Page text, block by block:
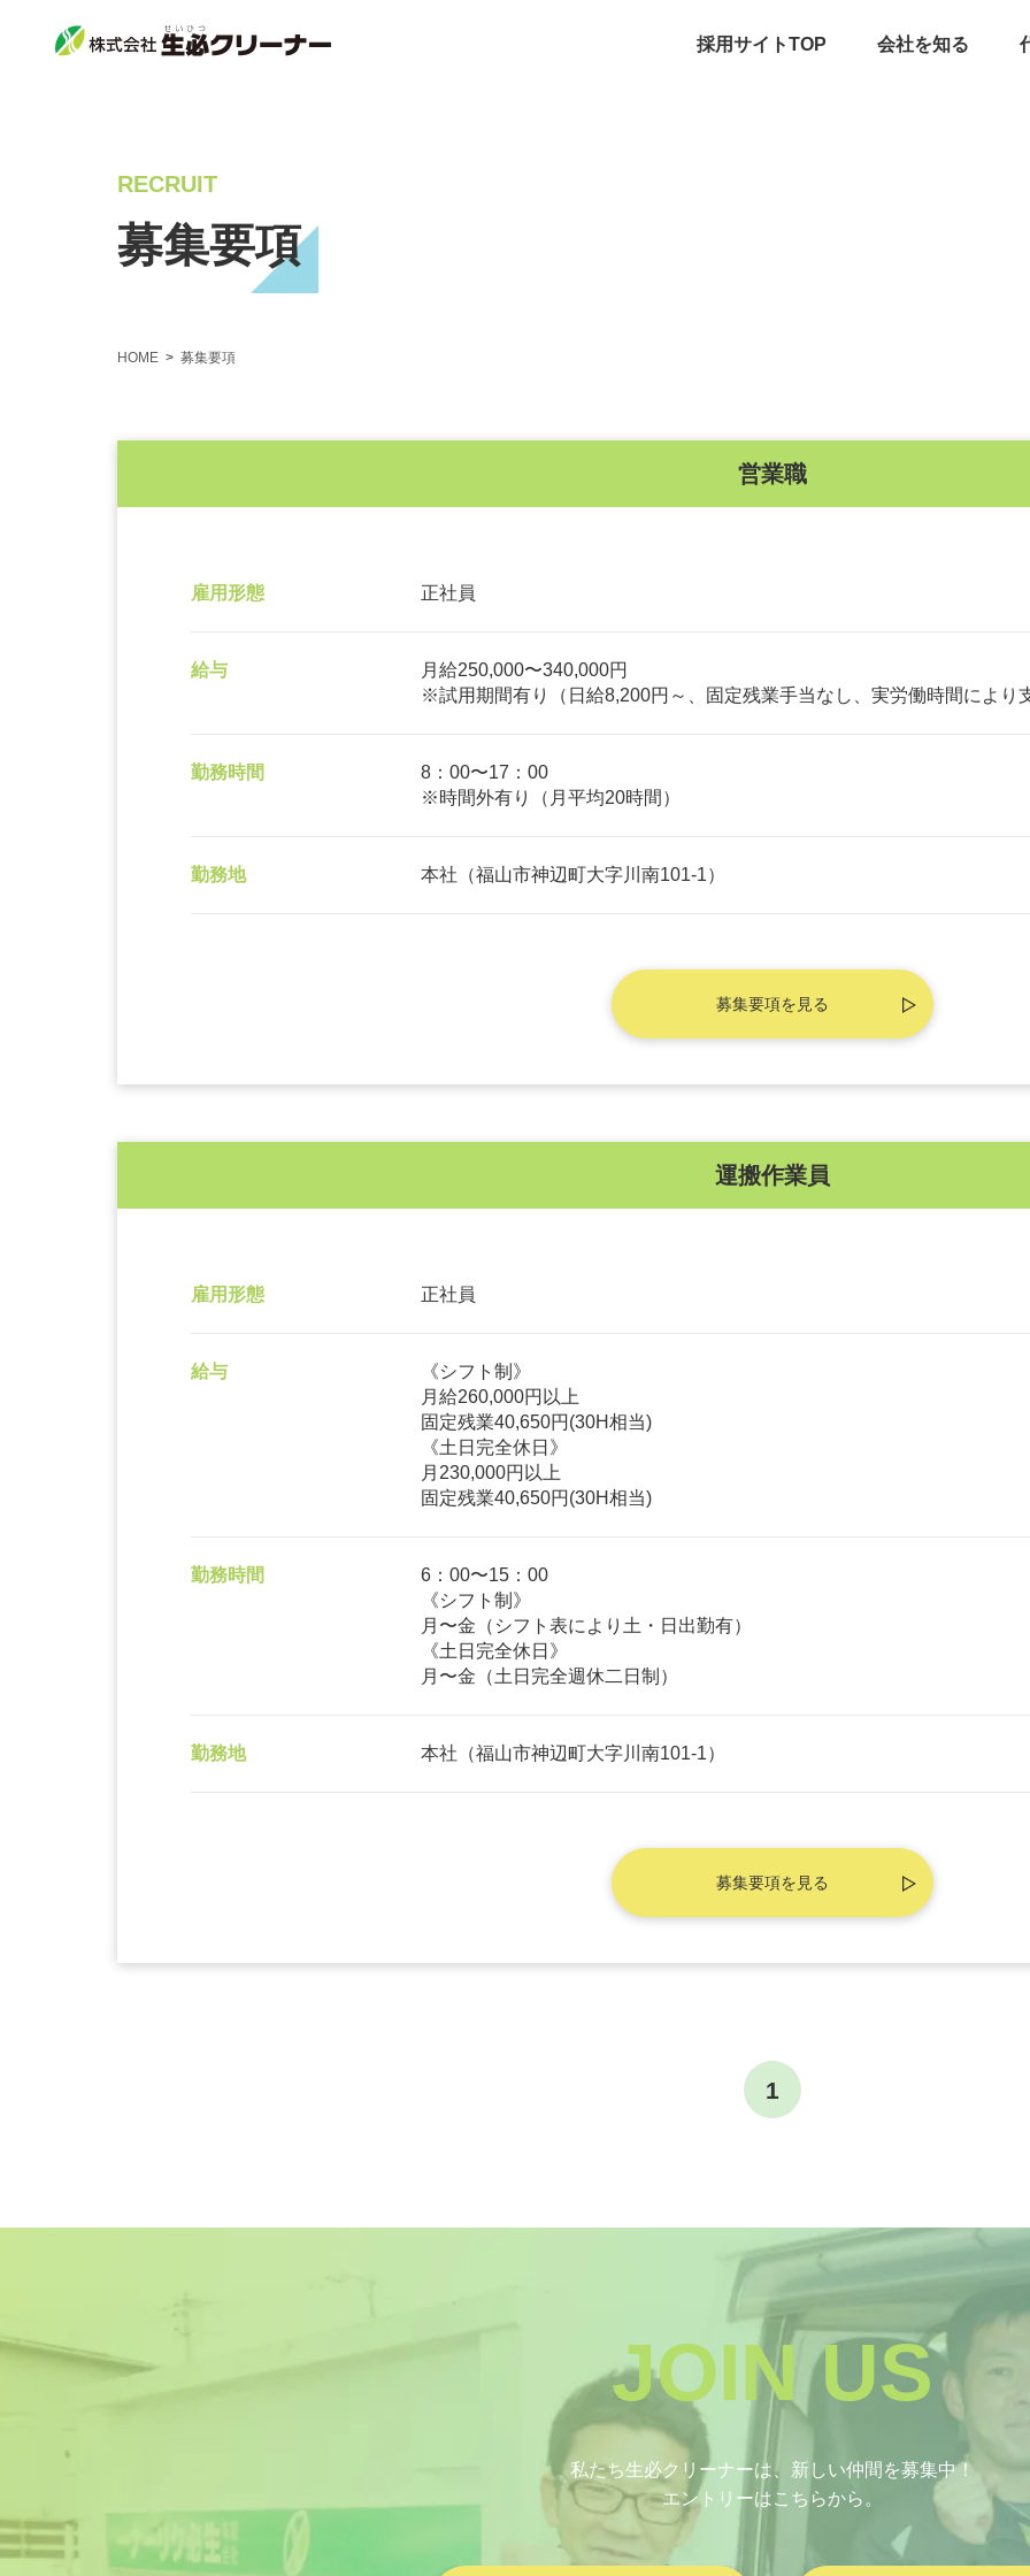
採用サイトTOP 会社を知る
RECRUIT
募集要項
HOME 募集要項
営業職
雇用形態 正社員
給与
月給250,000〜340,000円
※試用期間有り（日給8,200円～、固定残業手当なし、実労働時間により
勤務時間
8：00〜17：00
※時間外有り（月平均20時間）
勤務地 本社（福山市神辺町大字川南101-1）
募集要項を見る
運搬作業員
雇用形態 正社員
給与
《シフト制》
月給260,000円以上
固定残業40,650円(30H相当)
《土日完全休日》
月230,000円以上
固定残業40,650円(30H相当)
勤務時間
6：00〜15：00
《シフト制》
月〜金（シフト表により土・日出勤有）
《土日完全休日》
月〜金（土日完全週休二日制）
勤務地 本社（福山市神辺町大字川南101-1）
募集要項を見る
1
JOIN US
私たち生必クリーナーは、新しい仲間を募集中！
エントリーはこちらから。